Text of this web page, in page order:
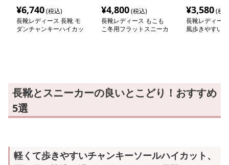
¥6,740(税込)
長靴レディース 長靴 モ
ダンチャンキーハイカッ
¥4,800(税込)
長靴レディース もこも
こ冬用フラットスニーカ
¥3,580(税
長靴レディー
風歩きやすい
長靴とスニーカーの良いとこどり！おすすめ
5選
軽くて歩きやすいチャンキーソールハイカット、